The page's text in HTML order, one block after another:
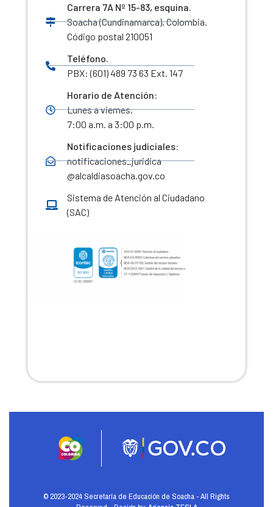
Carrera 7A Nº 15-83, esquina.
Soacha (Cundinamarca), Colombia.
Código postal 210051
Teléfono.
PBX: (601) 489 73 63 Ext. 147
Horario de Atención:
Lunes a viernes,
7:00 a.m. a 3:00 p.m.
Notificaciones judiciales:
notificaciones_juridica
@alcaldiasoacha.gov.co
Sistema de Atención al Ciudadano
(SAC)
© 2023-2024 Secretaría de Educación de Soacha - All Rights